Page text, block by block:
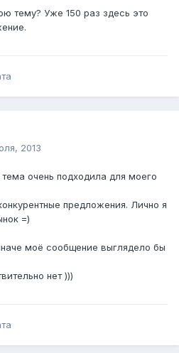
тему? Уже 150 раз здесь это
2013
очень подходила для моего
предложения. Лично я
=)
моё сообщение выглядело бы
нет )))